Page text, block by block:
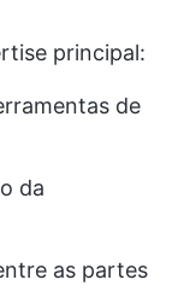
principal:
de
da
as partes